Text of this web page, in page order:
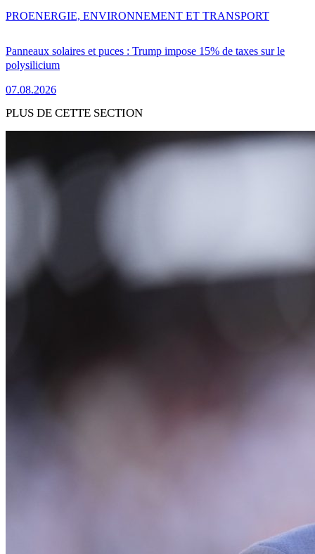
Panneaux solaires et puces : Trump impose 15% de taxes sur le
polysilicium
07.08.2026
PROENERGIE, ENVIRONNEMENT ET TRANSPORT
PLUS DE CETTE SECTION